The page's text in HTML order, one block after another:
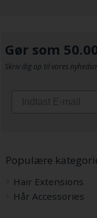
Gør som
Skriv dig op til vores
Populære
Hair Extensions
Hår Accessories